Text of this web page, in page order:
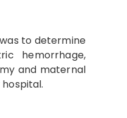
to determine
hemorrhage,
and maternal